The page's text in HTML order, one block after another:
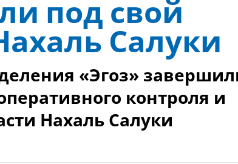
под свой
Салуки
«Эгоз»
контроля и
Нахаль Салуки